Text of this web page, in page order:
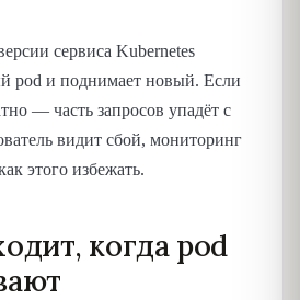
сервиса Kubernetes
pod и поднимает новый. Если
— часть запросов упадёт с
видит сбой, мониторинг
этого избежать.
когда pod